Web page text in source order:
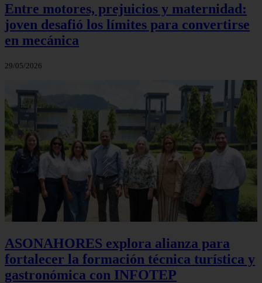
Entre motores, prejuicios y maternidad:
joven desafió los límites para convertirse
en mecánica
29/05/2026
ASONAHORES explora alianza para
fortalecer la formación técnica turística y
gastronómica con INFOTEP